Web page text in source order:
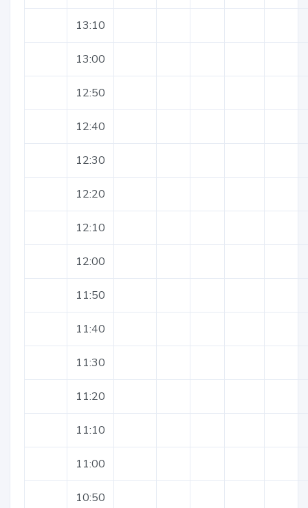
13:10
13:00
12:50
12:40
12:30
12:20
12:10
12:00
11:50
11:40
11:30
11:20
11:10
11:00
10:50